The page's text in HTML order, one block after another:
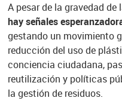
A pesar de la gravedad
hay señales
gestando un movimiento
reducción del uso de
conciencia ciudadana,
reutilización y políticas
la gestión de residuos.